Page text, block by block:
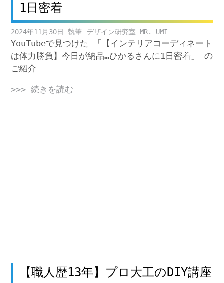
1日密着
2024年11月30日 デザイン研究室 MR. UMI
YouTubeで見つけた 「【インテリアコーディネート
は体力勝負】今日が納品…ひかるさんに1日密着」 の
ご紹介
>>> 続きを読む
【職人歴13年】プロ大工のDIY講座